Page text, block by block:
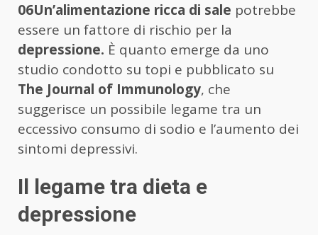
06Un’alimentazione ricca di sale potrebbe
essere un fattore di rischio per la
depressione. È quanto emerge da uno
studio condotto su topi e pubblicato su
The Journal of Immunology, che
suggerisce un possibile legame tra un
eccessivo consumo di sodio e l’aumento dei
sintomi depressivi.
Il legame tra dieta e
depressione